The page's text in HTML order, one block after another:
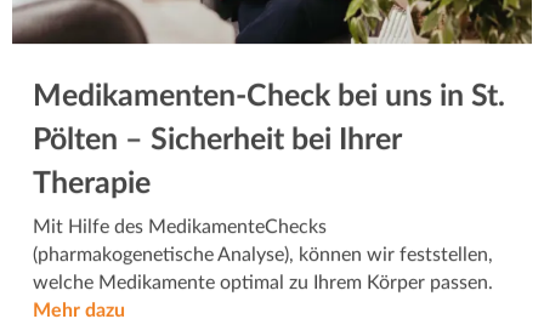
Medikamenten-Check bei uns in St.
Pölten – Sicherheit bei Ihrer
Therapie
Mit Hilfe des MedikamenteChecks
(pharmakogenetische Analyse), können wir feststellen,
welche Medikamente optimal zu Ihrem Körper passen.
Mehr dazu